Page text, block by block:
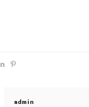
admin